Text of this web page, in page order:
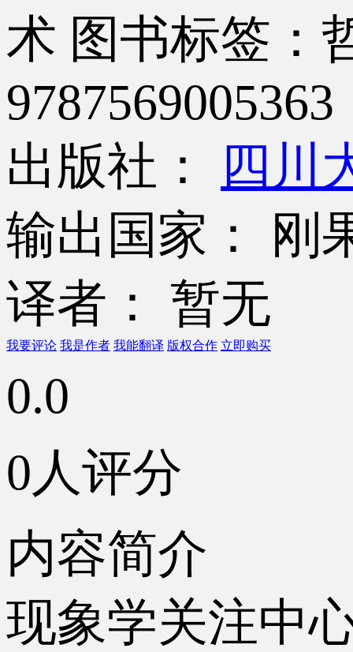
术 图书标签：
9787569005363
出版社：
四川
输出国家： 刚
译者： 暂无
我要评论 我是作者 我能翻译 版权合作 立即购买
0.0
0人评分
内容简介
现象学关注中